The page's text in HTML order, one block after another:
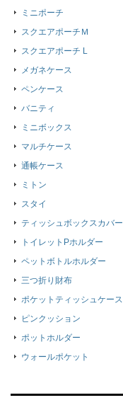
ミニポーチ
スクエアポーチＭ
スクエアポーチ L
メガネケース
ペンケース
バニティ
ミニボックス
マルチケース
通帳ケース
ミトン
スタイ
ティッシュボックスカバー
トイレットPホルダー
ペットボトルホルダー
三つ折り財布
ポケットティッシュケース
ピンクッション
ポットホルダー
ウォールポケット